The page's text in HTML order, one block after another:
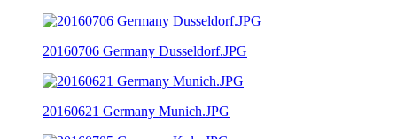
20160706 Germany Dusseldorf.JPG
20160621 Germany Munich.JPG